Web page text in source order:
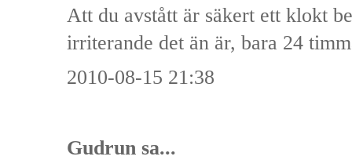
Att du avstått är säkert ett klokt
irriterande det än är, bara 24
2010-08-15 21:38
Gudrun sa...